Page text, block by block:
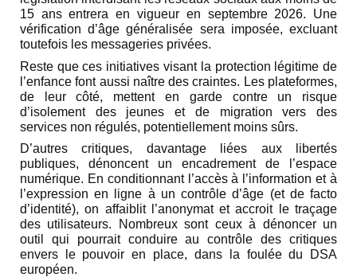
15 ans entrera en vigueur en septembre 2026. Une
vérification d’âge généralisée sera imposée, excluant
toutefois les messageries privées.
Reste que ces initiatives visant la protection légitime de
l’enfance font aussi naître des craintes. Les plateformes,
de leur côté, mettent en garde contre un risque
d’isolement des jeunes et de migration vers des
services non régulés, potentiellement moins sûrs.
D’autres critiques, davantage liées aux libertés
publiques, dénoncent un encadrement de l’espace
numérique. En conditionnant l’accès à l’information et à
l’expression en ligne à un contrôle d’âge (et de facto
d’identité), on affaiblit l’anonymat et accroit le traçage
des utilisateurs. Nombreux sont ceux à dénoncer un
outil qui pourrait conduire au contrôle des critiques
envers le pouvoir en place, dans la foulée du DSA
européen.